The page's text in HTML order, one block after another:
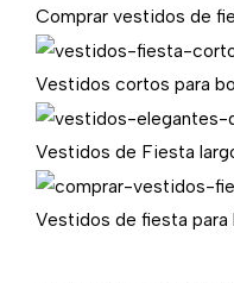
Comprar vestidos de
Vestidos cortos para
Vestidos de Fiesta
Vestidos de fiesta para